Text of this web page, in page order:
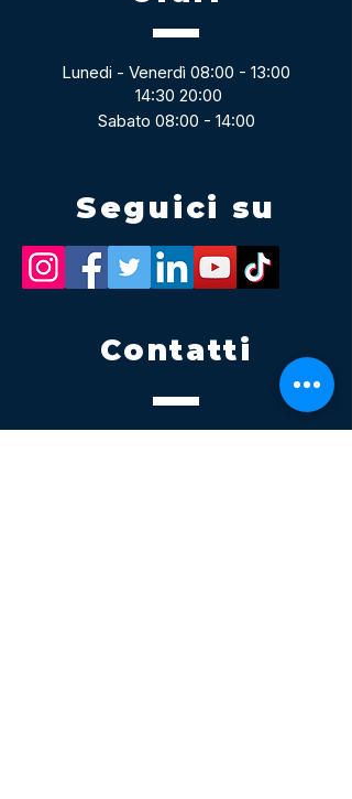
Lunedi - Venerdì 08:00 - 13:00
14:30 20:00
Sabato 08:00 - 14:00
Seguici su
Contatti